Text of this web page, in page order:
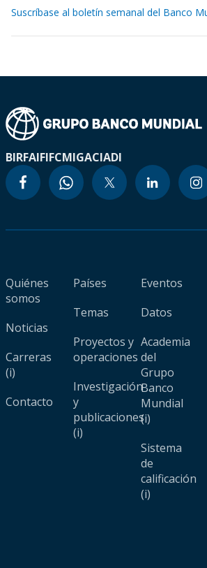
Suscríbase al boletín semanal del Banco
BIRFAIFIFCMIGACIADI
Quiénes
somos
Noticias
Carreras
(i)
Contacto
Países
Temas
Proyectos y
operaciones
Investigación
y
publicaciones
(i)
Eventos
Datos
Academia
del
Grupo
Banco
Mundial
(i)
Sistema
de
calificación
(i)